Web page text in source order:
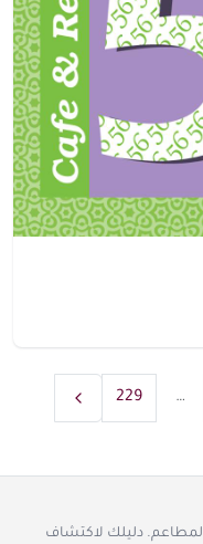
…
229
دليلك لاكتشاف